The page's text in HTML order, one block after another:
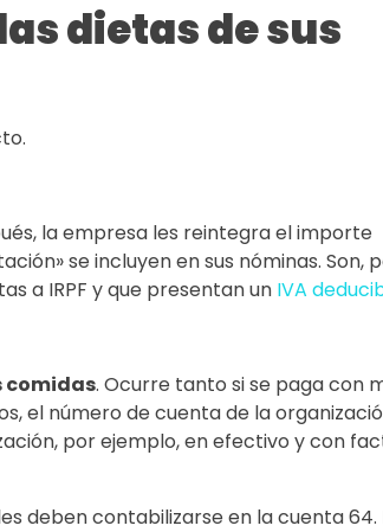
dietas de sus
la empresa les reintegra el importe
se incluyen en sus nóminas. Son,
a IRPF y que presentan un IVA
comidas. Ocurre tanto si se paga con
el número de cuenta de la
por ejemplo, en efectivo y con
deben contabilizarse en la cuenta 64.